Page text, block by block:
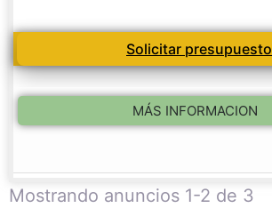
Solicitar presupuesto
MÁS INFORMACION
Mostrando anuncios 1-2 de 3